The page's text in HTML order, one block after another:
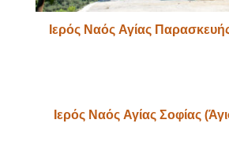
Ιερός Ναός Αγίας
Ιερός Ναός Αγίας Σοφίας